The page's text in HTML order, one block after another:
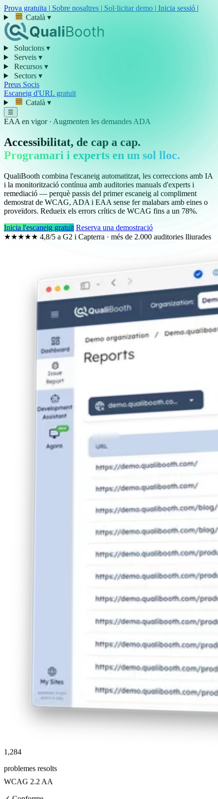
Prova gratuïta | Sobre nosaltres | Sol·licitar demo | Inicia sessió |
Català ▾
Solucions ▾
Serveis ▾
Recursos ▾
Sectors ▾
Preus Socis
Escaneig d'URL gratuït
Català ▾
☰
EAA en vigor · Augmenten les demandes ADA
Accessibilitat, de cap a cap.
Programari i experts en un sol lloc.
QualiBooth combina l'escaneig automatitzat, les correccions amb IA
i la monitorització contínua amb auditories manuals d'experts i
remediació — perquè passis del primer escaneig al compliment
demostrat de WCAG, ADA i EAA sense fer malabars amb eines o
proveïdors. Redueix els errors crítics de WCAG fins a un 78%.
Inicia l'escaneig gratuït Reserva una demostració
★★★★★ 4,8/5 a G2 i Capterra · més de 2.000 auditories lliurades
1,284
problemes resolts
WCAG 2.2 AA